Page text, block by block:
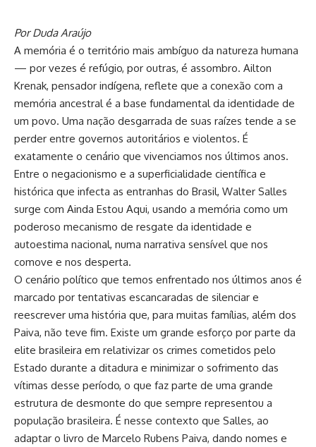
Por Duda Araújo
A memória é o território mais ambíguo da natureza humana
— por vezes é refúgio, por outras, é assombro. Ailton
Krenak, pensador indígena, reflete que a conexão com a
memória ancestral é a base fundamental da identidade de
um povo. Uma nação desgarrada de suas raízes tende a se
perder entre governos autoritários e violentos. É
exatamente o cenário que vivenciamos nos últimos anos.
Entre o negacionismo e a superficialidade científica e
histórica que infecta as entranhas do Brasil, Walter Salles
surge com Ainda Estou Aqui, usando a memória como um
poderoso mecanismo de resgate da identidade e
autoestima nacional, numa narrativa sensível que nos
comove e nos desperta.
O cenário político que temos enfrentado nos últimos anos é
marcado por tentativas escancaradas de silenciar e
reescrever uma história que, para muitas famílias, além dos
Paiva, não teve fim. Existe um grande esforço por parte da
elite brasileira em relativizar os crimes cometidos pelo
Estado durante a ditadura e minimizar o sofrimento das
vítimas desse período, o que faz parte de uma grande
estrutura de desmonte do que sempre representou a
população brasileira. É nesse contexto que Salles, ao
adaptar o livro de Marcelo Rubens Paiva, dando nomes e